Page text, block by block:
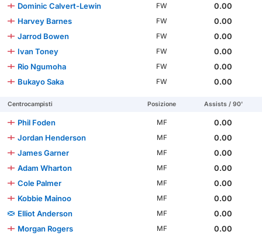
Dominic Calvert-Lewin
FW
0.00
Harvey Barnes
FW
0.00
Jarrod Bowen
FW
0.00
Ivan Toney
FW
0.00
Rio Ngumoha
FW
0.00
Bukayo Saka
FW 0.00
Centrocampisti Posizione Assists / 90'
Phil Foden MF
0.00
Jordan Henderson
MF
0.00
James Garner
MF
0.00
Adam Wharton
MF
0.00
Cole Palmer
MF
0.00
Kobbie Mainoo
MF
0.00
Elliot Anderson
MF
0.00
Morgan Rogers
MF
0.00